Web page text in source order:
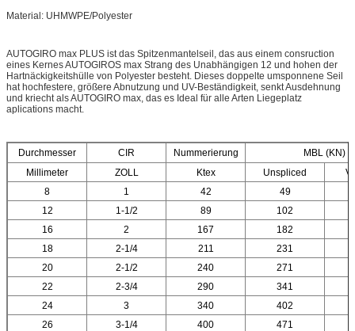
Material: UHMWPE/Polyester
AUTOGIRO max PLUS ist das Spitzenmantelseil, das aus einem consruction
eines Kernes AUTOGIROS max Strang des Unabhängigen 12 und hohen der
Hartnäckigkeitshülle von Polyester besteht. Dieses doppelte umsponnene Seil
hat hochfestere, größere Abnutzung und UV-Beständigkeit, senkt Ausdehnung
und kriecht als AUTOGIRO max, das es Ideal für alle Arten Liegeplatz
aplications macht.
Durchmesser CIR Nummerierung
MBL (KN)
Millimeter
ZOLL Ktex Unspliced
8
1 42 49
12
1-1/2 89 102
16
2 167 182
18
2-1/4 211 231
20
2-1/2 240
271
22
2-3/4 290
341
24
3 340
402
26
3-1/4 400
471